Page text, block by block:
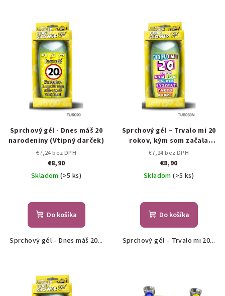
Sprchový gél - Dnes máš 20
narodeniny (Vtipný darček)
€7,24 bez DPH
€8,90
Skladom(>5 ks)
Do košíka
Sprchový gél – Dnes máš 20...
Sprchový gél – Trvalo mi 20
rokov, kým som začala
vyzerať takto dobre!
€7,24 bez DPH
€8,90
Skladom(>5 ks)
Do košíka
Sprchový gél – Trvalo mi 20...